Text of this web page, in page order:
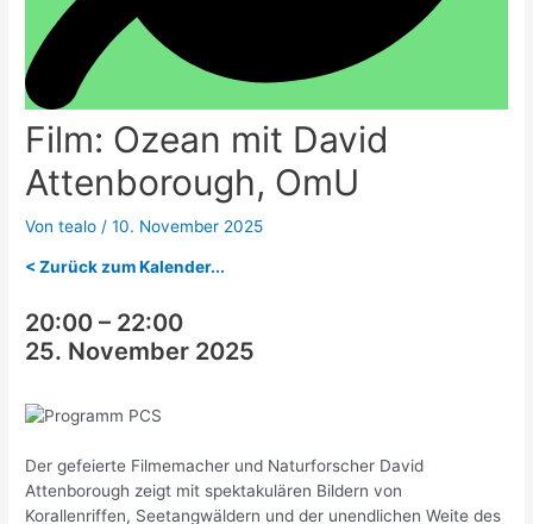
Film: Ozean mit David
Attenborough, OmU
Vontealo /10. November 2025
< Zurück zum Kalender...
20:00 – 22:00
25. November 2025
Der gefeierte Filmemacher und Naturforscher David
Attenborough zeigt mit spektakulären Bildern von
Korallenriffen, Seetangwäldern und der unendlichen Weite des